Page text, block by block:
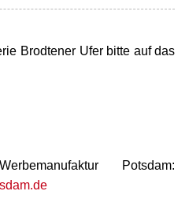
Brodtener Ufer bitte auf das
Potsdam: